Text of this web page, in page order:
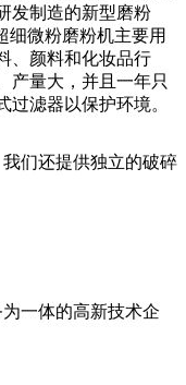
发制造的新型磨粉
细微粉磨粉机主要用
、颜料和化妆品行
产量大，并且一年只
过滤器以保护环境。
们还提供独立的破碎
一体的高新技术企